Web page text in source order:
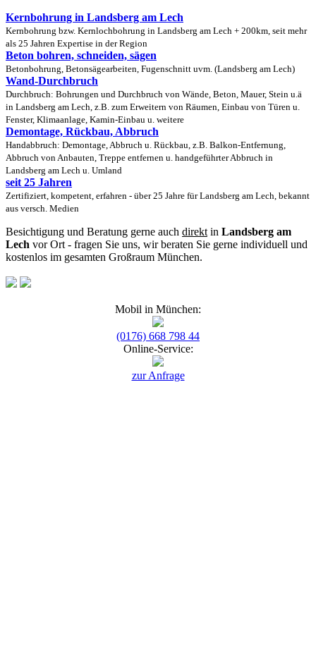
Kernbohrung in Landsberg am Lech
Kernbohrung bzw. Kernlochbohrung in Landsberg am Lech + 200km, seit mehr
als 25 Jahren Expertise in der Region
Beton bohren, schneiden, sägen
Betonbohrung, Betonsägearbeiten, Fugenschnitt uvm. (Landsberg am Lech)
Wand-Durchbruch
Durchbruch: Bohrungen und Durchbruch von Wände, Beton, Mauer, Stein u.ä
in Landsberg am Lech, z.B. zum Erweitern von Räumen, Einbau von Türen u.
Fenster, Klimaanlage, Kamin-Einbau u. weitere
Demontage, Rückbau, Abbruch
Handabbruch: Demontage, Abbruch u. Rückbau, z.B. Balkon-Entfernung,
Abbruch von Anbauten, Treppe entfernen u. handgeführter Abbruch in
Landsberg am Lech u. Umland
seit 25 Jahren
Zertifiziert, kompetent, erfahren - über 25 Jahre für Landsberg am Lech, bekannt
aus versch. Medien
Besichtigung und Beratung gerne auch direkt in Landsberg am
Lech vor Ort - fragen Sie uns, wir beraten Sie gerne individuell und
kostenlos im gesamten Großraum München.
Mobil in München:
(0176) 668 798 44
Online-Service:
zur Anfrage